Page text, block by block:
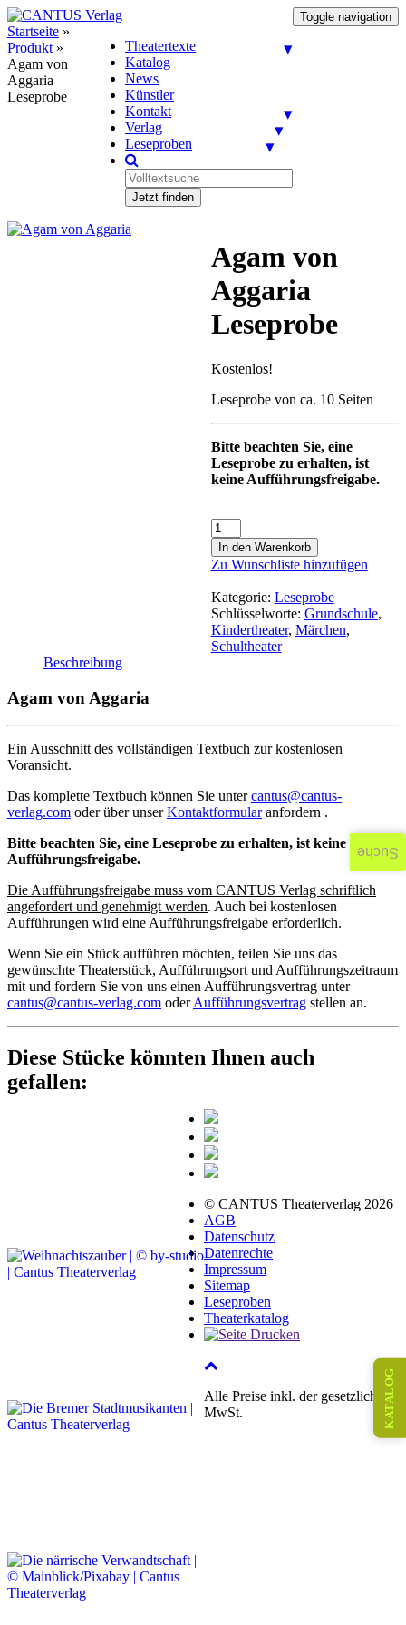
Toggle navigation
Theatertexte
Katalog
News
Künstler
Kontakt
Verlag
Leseproben
Jetzt finden
Startseite »
Produkt »
Agam von
Aggaria
Leseprobe
Agam von
Aggaria
Leseprobe
Kostenlos!
Leseprobe von ca. 10 Seiten
Bitte beachten Sie, eine
Leseprobe zu erhalten, ist
keine Aufführungsfreigabe.
In den Warenkorb
Zu Wunschliste hinzufügen
Kategorie: Leseprobe
Schlüsselworte: Grundschule,
Kindertheater, Märchen,
Schultheater
Beschreibung
Agam von Aggaria
Ein Ausschnitt des vollständigen Textbuch zur kostenlosen
Voransicht.
Das komplette Textbuch können Sie untercantus@cantus-
verlag.com oder über unserKontaktformularanfordern .
Bitte beachten Sie, eine Leseprobe zu erhalten, ist keine
Aufführungsfreigabe.
Die Aufführungsfreigabe muss vom CANTUS Verlag schriftlich
angefordert und genehmigt werden. Auch bei kostenlosen
Aufführungen wird eine Aufführungsfreigabe erforderlich.
Wenn Sie ein Stück aufführen möchten, teilen Sie uns das
gewünschte Theaterstück, Aufführungsort und Aufführungszeitraum
mit und fordern Sie von uns einen Aufführungsvertrag unter
cantus@cantus-verlag.com oderAufführungsvertrag stellen an.
Diese Stücke könnten Ihnen auch
gefallen:
© CANTUS Theaterverlag 2026
AGB
Datenschutz
Datenrechte
Impressum
Sitemap
Leseproben
Theaterkatalog
Alle Preise inkl. der gesetzlichen
MwSt.
KATALOG
Suche